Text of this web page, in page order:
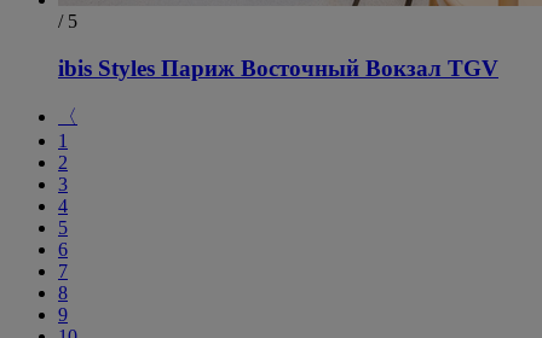
/ 5
ibis Styles Париж Восточный Вокзал TGV
〈
1
2
3
4
5
6
7
8
9